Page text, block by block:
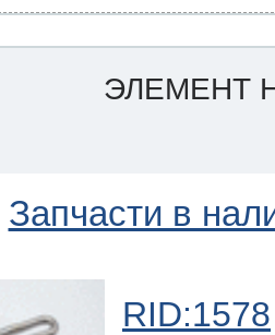
ЭЛЕМЕНТ
Запчасти в
RID:1578